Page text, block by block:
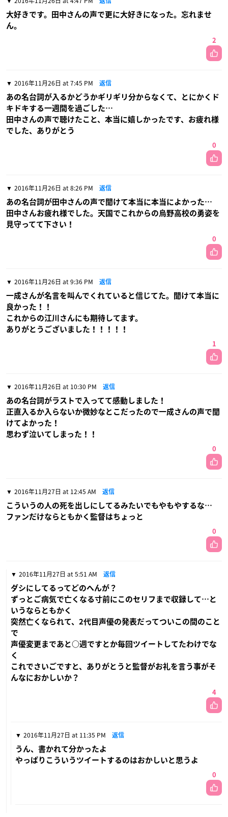
大好きです。田中さんの声で更に大好きになった。忘れませ
ん。
2
2016年11月26日 at 7:45 PM 返信
あの名台詞が入るかどうかギリギリ分からなくて、とにかくド
キドキする一週間を過ごした…
田中さんの声で聴けたこと、本当に嬉しかったです、お疲れ様
でした、ありがとう
0
2016年11月26日 at 8:26 PM 返信
あの名台詞が田中さんの声で聞けて本当に本当によかった…
田中さんお疲れ様でした。天国でこれからの烏野高校の勇姿を
見守ってて下さい！
0
2016年11月26日 at 9:36 PM 返信
一成さんが名言を叫んでくれていると信じてた。聞けて本当に
良かった！！
これからの江川さんにも期待してます。
ありがとうございました！！！！！
1
2016年11月26日 at 10:30 PM 返信
あの名台詞がラストで入ってて感動しました！
正直入るか入らないか微妙なとこだったので一成さんの声で聞
けてよかった！
思わず泣いてしまった！！
0
2016年11月27日 at 12:45 AM 返信
こういうの人の死を出しにしてるみたいでもやもやするな…
ファンだけならともかく監督はちょっと
0
2016年11月27日 at 5:51 AM 返信
ダシにしてるってどのへんが？
ずっとご病気で亡くなる寸前にこのセリフまで収録して…と
いうならともかく
突然亡くなられて、2代目声優の発表だってついこの間のこと
で
声優変更まであと○週ですとか毎回ツイートしてたわけでな
く
これでさいごですと、ありがとうと監督がお礼を言う事がそ
んなにおかしいか？
4
2016年11月27日 at 11:35 PM 返信
うん、書かれて分かったよ
やっぱりこういうツイートするのはおかしいと思うよ
0